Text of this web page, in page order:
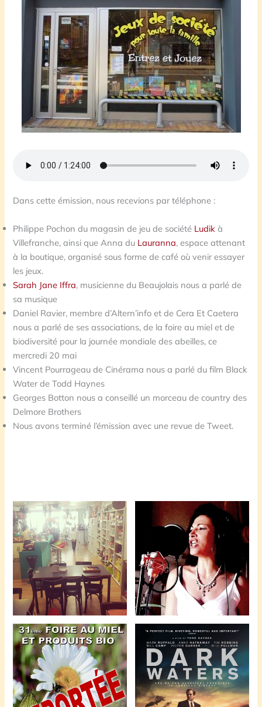
Dans cette émission, nous recevions par téléphone :
Philippe Pochon du magasin de jeu de société Ludik à
Villefranche, ainsi que Anna du Lauranna, espace attenant
à la boutique, organisé sous forme de café où venir essayer
les jeux.
Sarah Jane Iffra, musicienne du Beaujolais nous a parlé de
sa musique
Daniel Ravier, membre d’Altern’info et de Cera Et Caetera
nous a parlé de ses associations, de la foire au miel et de
biodiversité pour la journée mondiale des abeilles, ce
mercredi 20 mai
Vincent Pourrageau de Cinérama nous a parlé du film Black
Water de Todd Haynes
Georges Botton nous a conseillé un morceau de country des
Delmore Brothers
Nous avons terminé l’émission avec une revue de Tweet.